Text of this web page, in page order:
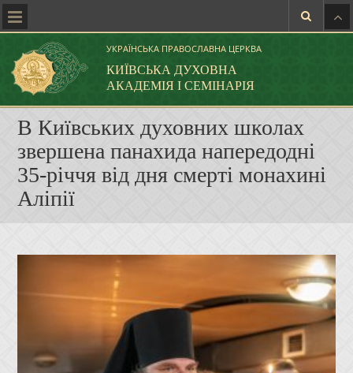
УКРАЇНСЬКА ПРАВОСЛАВНА ЦЕРКВА
КИЇВСЬКА ДУХОВНА
АКАДЕМІЯ І СЕМІНАРІЯ
В Київських духовних школах
звершена панахида напередодні
35-річчя від дня смерті монахині
Аліпії